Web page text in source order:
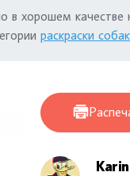
в хорошем
раскраски